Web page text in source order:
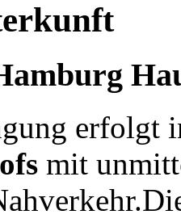
erfolgt
mit